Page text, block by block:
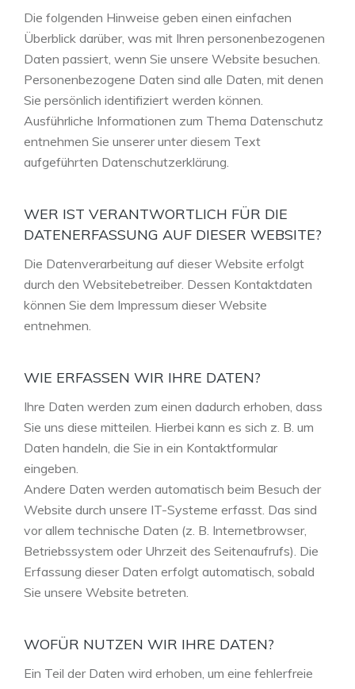
Die folgenden Hinweise geben einen einfachen
Überblick darüber, was mit Ihren personenbezogenen
Daten passiert, wenn Sie unsere Website besuchen.
Personenbezogene Daten sind alle Daten, mit denen
Sie persönlich identifiziert werden können.
Ausführliche Informationen zum Thema Datenschutz
entnehmen Sie unserer unter diesem Text
aufgeführten Datenschutzerklärung.
WER IST VERANTWORTLICH FÜR DIE
DATENERFASSUNG AUF DIESER WEBSITE?
Die Datenverarbeitung auf dieser Website erfolgt
durch den Websitebetreiber. Dessen Kontaktdaten
können Sie dem Impressum dieser Website
entnehmen.
WIE ERFASSEN WIR IHRE DATEN?
Ihre Daten werden zum einen dadurch erhoben, dass
Sie uns diese mitteilen. Hierbei kann es sich z. B. um
Daten handeln, die Sie in ein Kontaktformular
eingeben.
Andere Daten werden automatisch beim Besuch der
Website durch unsere IT-Systeme erfasst. Das sind
vor allem technische Daten (z. B. Internetbrowser,
Betriebssystem oder Uhrzeit des Seitenaufrufs). Die
Erfassung dieser Daten erfolgt automatisch, sobald
Sie unsere Website betreten.
WOFÜR NUTZEN WIR IHRE DATEN?
Ein Teil der Daten wird erhoben, um eine fehlerfreie